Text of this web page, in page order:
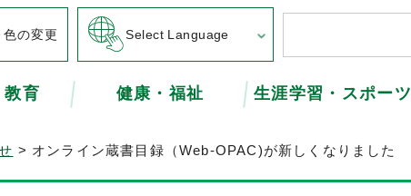
の変更 Select Language
教育 健康・福祉 生涯学習・スポーツ
> オンライン蔵書目録（Web-OPAC)が新しくなりました